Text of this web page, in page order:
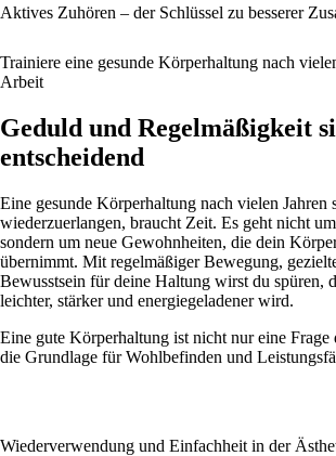
Aktives Zuhören – der Schlüssel zu besserer
Trainiere eine gesunde Körperhaltung nach
Arbeit
Geduld und Regelmäßigkeit
entscheidend
Eine gesunde Körperhaltung nach vielen Jahren
wiederzuerlangen, braucht Zeit. Es geht nicht
sondern um neue Gewohnheiten, die dein
übernimmt. Mit regelmäßiger Bewegung,
Bewusstsein für deine Haltung wirst du spüren,
leichter, stärker und energiegeladener wird.
Eine gute Körperhaltung ist nicht nur eine Frage
die Grundlage für Wohlbefinden und
Wiederverwendung und Einfachheit in der